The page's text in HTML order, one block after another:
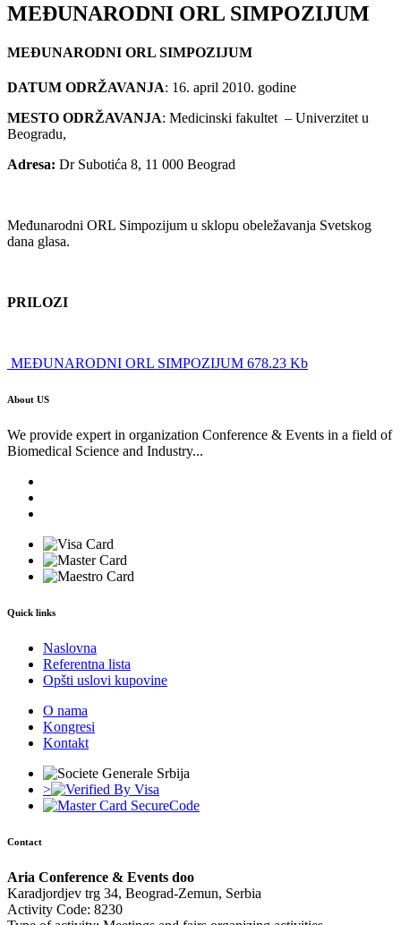
MEĐUNARODNI ORL SIMPOZIJUM
MEĐUNARODNI ORL SIMPOZIJUM
DATUM ODRŽAVANJA: 16. april 2010. godine
MESTO ODRŽAVANJA: Medicinski fakultet – Univerzitet u
Beogradu,
Adresa: Dr Subotića 8, 11 000 Beograd
Međunarodni ORL Simpozijum u sklopu obeležavanja Svetskog
dana glasa.
PRILOZI
MEĐUNARODNI ORL SIMPOZIJUM 678.23 Kb
About US
We provide expert in organization Conference & Events in a field of
Biomedical Science and Industry...
Quick links
Naslovna
Referentna lista
Opšti uslovi kupovine
O nama
Kongresi
Kontakt
>
Contact
Aria Conference & Events doo
Karadjordjev trg 34, Beograd-Zemun, Serbia
Activity Code: 8230